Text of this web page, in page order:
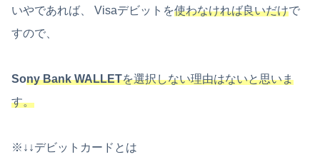
いやであれば、 Visaデビットを使わなければ良いだけで
すので、
Sony Bank WALLETを選択しない理由はないと思いま
す。
※↓↓デビットカードとは